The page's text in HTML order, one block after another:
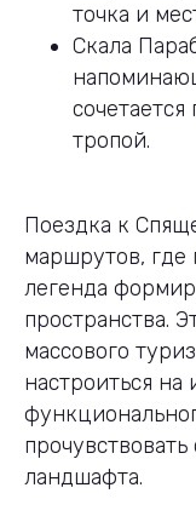
точка и
Скала
тропой.
Поездка к
маршрутов,
легенда
пространства.
массового
настроиться
ландшафта.